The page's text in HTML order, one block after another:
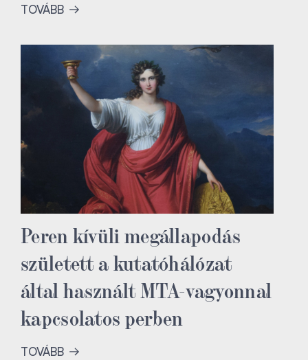
TOVÁBB
Peren kívüli megállapodás
született a kutatóhálózat
által használt MTA-vagyonnal
kapcsolatos perben
TOVÁBB